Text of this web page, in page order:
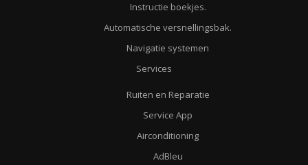
Instructie boekjes.
Automatische versnellingsbak.
Navigatie systemen
Services
Ruiten en Reparatie
Service App
Airconditioning
AdBleu